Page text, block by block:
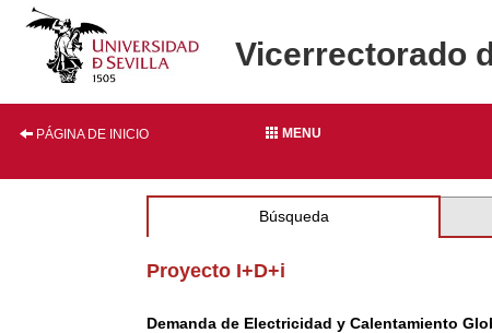
Vicerrectorado
PÁGINA DE INICIO MENU
Búsqueda
Proyecto I+D+i
Demanda de Electricidad y Calentamiento